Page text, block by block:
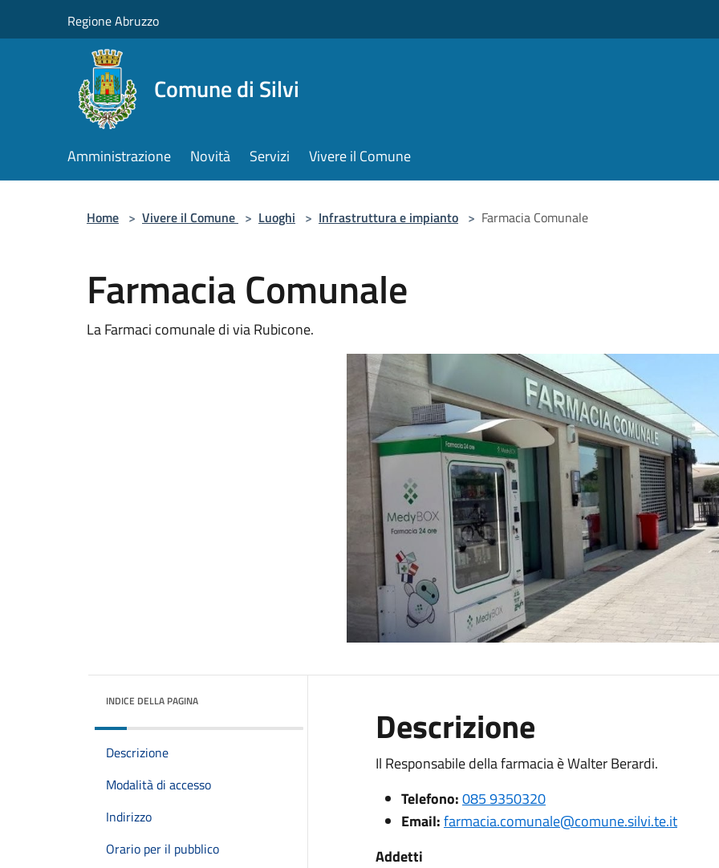
Regione Abruzzo
Comune di Silvi
Amministrazione Novità Servizi Vivere il Comune
Home > Vivere il Comune > Luoghi > Infrastruttura e impianto > Farmacia Comunale
Farmacia Comunale
La Farmaci comunale di via Rubicone.
INDICE DELLA PAGINA
Descrizione
Modalità di accesso
Indirizzo
Orario per il pubblico
Descrizione
Il Responsabile della farmacia è Walter Berardi.
Telefono:085 9350320
Email:farmacia.comunale@comune.silvi.te.it
Addetti